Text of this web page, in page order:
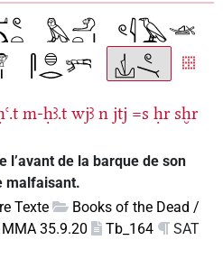
m-ḥꜣ.t wjꜣ n jtj =s ḥr sḫr
l’avant de la barque de son
malfaisant.
Texte
Books of the Dead /
35.9.20 Tb_164
SAT